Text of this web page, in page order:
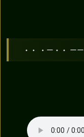
・・ ・ー・・ ー